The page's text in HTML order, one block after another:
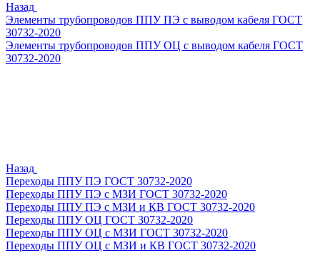
Назад
Элементы трубопроводов ППУ ПЭ с выводом кабеля ГОСТ
30732-2020
Элементы трубопроводов ППУ ОЦ с выводом кабеля ГОСТ
30732-2020
Назад
Переходы ППУ ПЭ ГОСТ 30732-2020
Переходы ППУ ПЭ с МЗИ ГОСТ 30732-2020
Переходы ППУ ПЭ с МЗИ и КВ ГОСТ 30732-2020
Переходы ППУ ОЦ ГОСТ 30732-2020
Переходы ППУ ОЦ с МЗИ ГОСТ 30732-2020
Переходы ППУ ОЦ с МЗИ и КВ ГОСТ 30732-2020